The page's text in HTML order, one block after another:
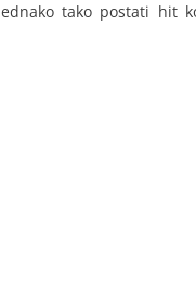
tako postati hit